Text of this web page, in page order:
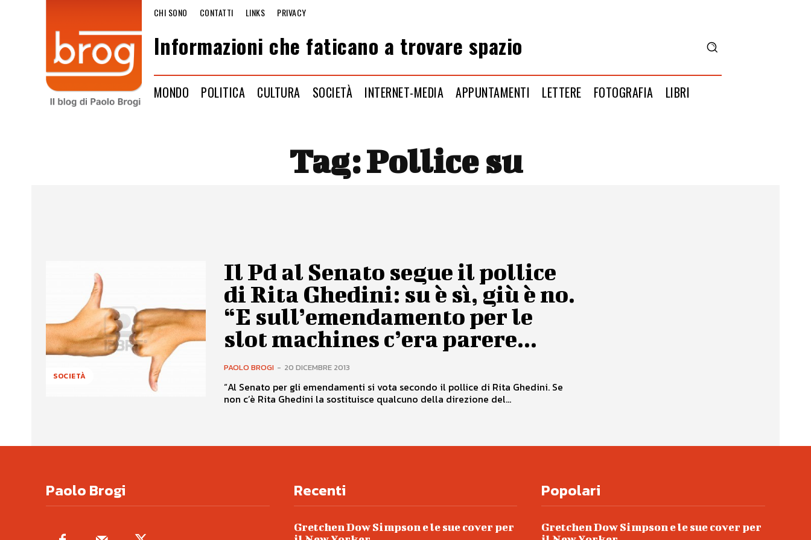
CHI SONO CONTATTI LINKS PRIVACY
Informazioni che faticano a trovare spazio
MONDO POLITICA CULTURA SOCIETÀ INTERNET-MEDIA APPUNTAMENTI LETTERE FOTOGRAFIA LIBRI
Tag:Pollice su
SOCIETÀ
Il Pd al Senato segue il pollice
di Rita Ghedini: su è sì, giù è no.
“E sull’emendamento per le
slot machines c’era parere...
PAOLO BROGI - 20 DICEMBRE 2013
“Al Senato per gli emendamenti si vota secondo il pollice di Rita Ghedini. Se
non c’è Rita Ghedini la sostituisce qualcuno della direzione del...
Paolo Brogi Recenti
Gretchen Dow Simpson e le sue cover per
Popolari
Gretchen Dow Simpson e le sue cover per